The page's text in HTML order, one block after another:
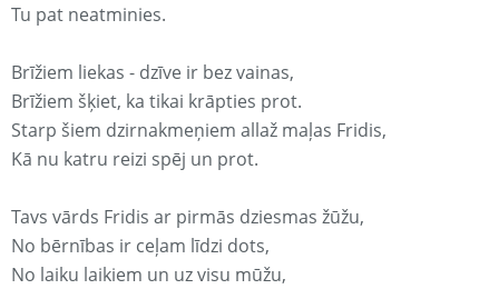
Tu pat neatminies.
Brīžiem liekas - dzīve ir bez vainas,
Brīžiem šķiet, ka tikai krāpties prot.
Starp šiem dzirnakmeņiem allaž maļas Fridis,
Kā nu katru reizi spēj un prot.
Tavs vārds Fridis ar pirmās dziesmas žūžu,
No bērnības ir ceļam līdzi dots,
No laiku laikiem un uz visu mūžu,